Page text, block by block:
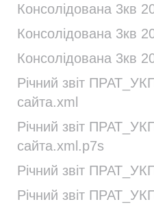
Консолідована 3кв
Консолідована 3кв
Консолідована 3кв
Річний звіт
сайта.xml
Річний звіт
сайта.xml.p7s
Річний звіт
Річний звіт